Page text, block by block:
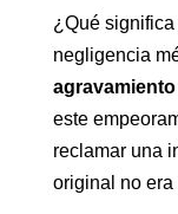
¿Qué
negligencia
este
reclamar una
original no era